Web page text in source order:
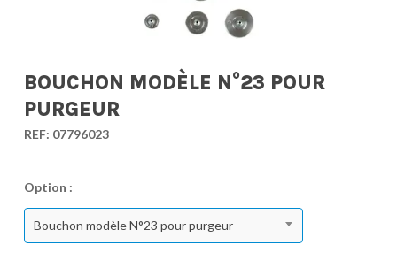
BOUCHON MODÈLE N°23 POUR
PURGEUR
REF: 07796023
Option :
Bouchon modèle N°23 pour purgeur